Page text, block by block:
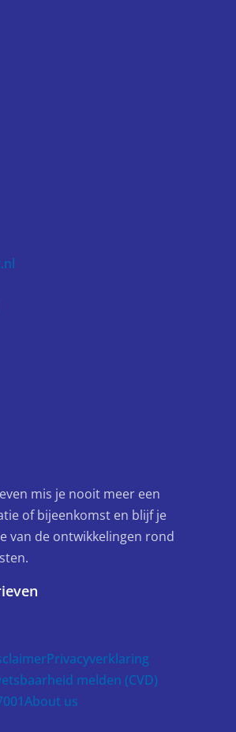
mis je nooit meer een
of bijeenkomst en blijf je
van de ontwikkelingen rond
Privacyverklaring
melden (CVD)
About us